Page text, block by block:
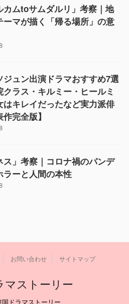
カムtoサムダルリ」考察｜地
ーマが描く「帰る場所」の意
ジュン出演ドラマおすすめ7選
クラス・キルミー・ヒールミ
はキレイだったなど実力派俳
完全版】
ス」考察｜コロナ禍のパンデ
ラーと人間の本性
お問い合わせ サイトマップ
マストーリー
ドラマストーリー